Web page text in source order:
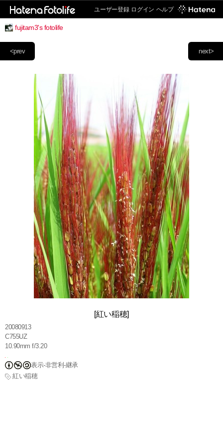
ユーザー登録 ログイン ヘルプ
fujitam3's fotolife
next>
<prev
[紅い稲穂]
20080913
C755UZ
10.90mm f/3.20
表示-非営利-継承
紅い稲穂